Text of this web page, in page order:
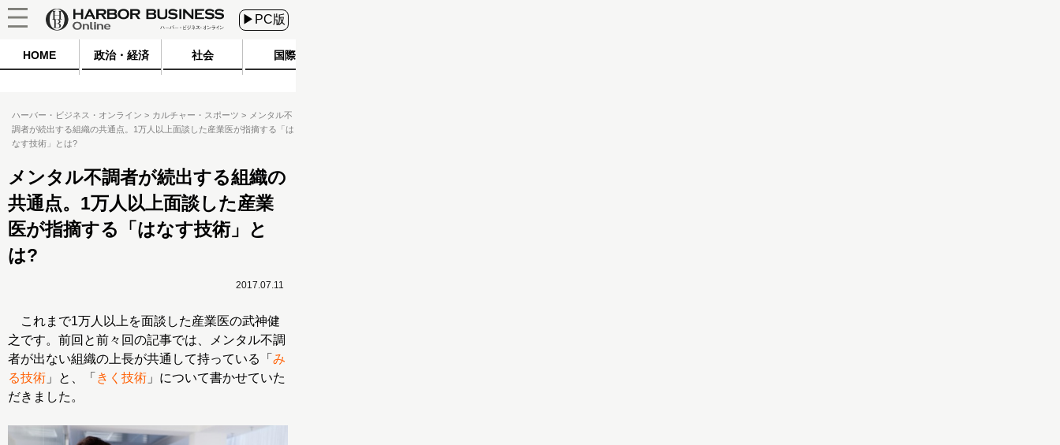
▶PC版
HOME 政治・経済 社会 国際
ハーバー・ビジネス・オンライン カルチャー・スポーツ
メンタル不
調者が続出する組織の共通点。1万人以上面談した産業医が指摘する「は
なす技術」とは?
メンタル不調者が続出する組織の
共通点。1万人以上面談した産業
医が指摘する「はなす技術」と
は?
2017.07.11
これまで1万人以上を面談した産業医の武神健
之です。前回と前々回の記事では、メンタル不調
者が出ない組織の上長が共通して持っている「 み
る技術 」と、「 きく技術 」について書かせていた
だきました。